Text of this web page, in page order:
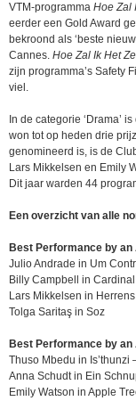
VTM-programma Hoe Zal
eerder een Gold Award
bekroond als ‘beste
Cannes. Hoe Zal Ik Het
zijn programma’s Safety
viel.
In de categorie ‘Drama’
won tot op heden drie
genomineerd is, is de
Lars Mikkelsen en Emily
Dit jaar warden 44
Een overzicht van alle
Best Performance by an
Julio Andrade in Um
Billy Campbell in Cardinal
Lars Mikkelsen in
Tolga Saritaş in Soz
Best Performance by
Thuso Mbedu in Is’thunzi
Anna Schudt in Ein
Emily Watson in Apple